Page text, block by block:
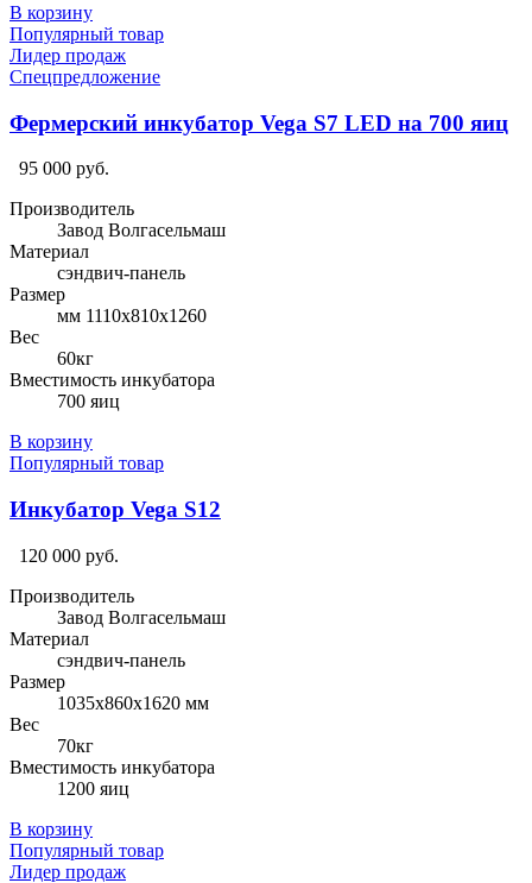
В корзину
Популярный товар
Лидер продаж
Спецпредложение
Фермерский инкубатор Vega S7 LED на 700 яиц
95 000 руб.
Производитель
Завод Волгасельмаш
Материал
сэндвич-панель
Размер
мм 1110х810х1260
Вес
60кг
Вместимость инкубатора
700 яиц
В корзину
Популярный товар
Инкубатор Vega S12
120 000 руб.
Производитель
Завод Волгасельмаш
Материал
сэндвич-панель
Размер
1035х860х1620 мм
Вес
70кг
Вместимость инкубатора
1200 яиц
В корзину
Популярный товар
Лидер продаж